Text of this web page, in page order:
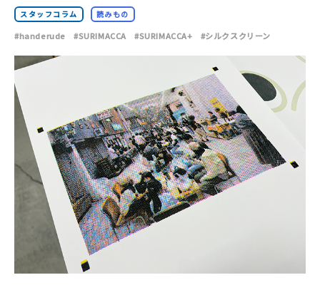
イベント
印刷見本
シルクスクリーン
無地素材
スタッフコラム 読みもの
#handerude #SURIMACCA #SURIMACCA+ #シルクスクリーン